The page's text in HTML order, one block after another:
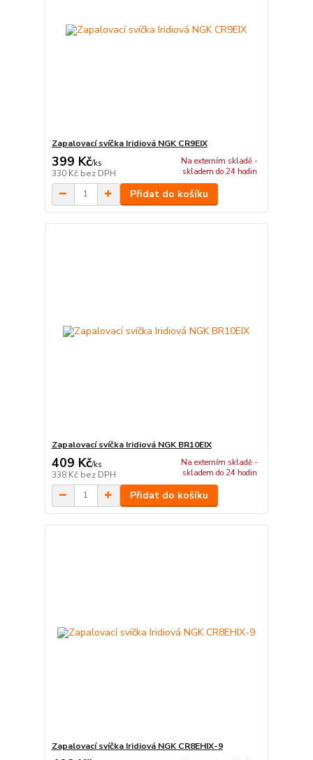
Zapalovací svíčka Iridiová NGK CR9EIX
399 Kč/ks
330 Kč bez DPH
Na externím skladě -
skladem do 24 hodin
Přidat do košíku
Zapalovací svíčka Iridiová NGK BR10EIX
409 Kč/ks
338 Kč bez DPH
Na externím skladě -
skladem do 24 hodin
Přidat do košíku
Zapalovací svíčka Iridiová NGK CR8EHIX-9